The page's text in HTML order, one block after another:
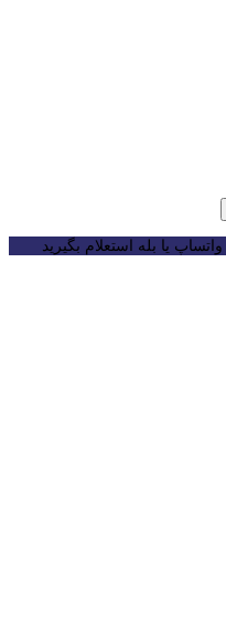
یا بله استعلام بگیرید